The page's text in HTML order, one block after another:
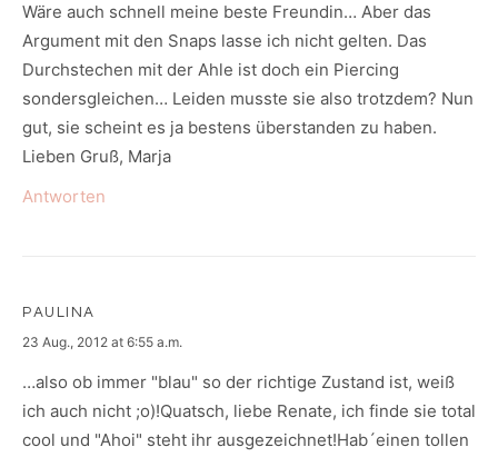
Wäre auch schnell meine beste Freundin… Aber das
Argument mit den Snaps lasse ich nicht gelten. Das
Durchstechen mit der Ahle ist doch ein Piercing
sondersgleichen… Leiden musste sie also trotzdem? Nun
gut, sie scheint es ja bestens überstanden zu haben.
Lieben Gruß, Marja
Antworten
PAULINA
says:
23 Aug., 2012 at 6:55 a.m.
…also ob immer "blau" so der richtige Zustand ist, weiß
ich auch nicht ;o)!Quatsch, liebe Renate, ich finde sie total
cool und "Ahoi" steht ihr ausgezeichnet!Hab´einen tollen